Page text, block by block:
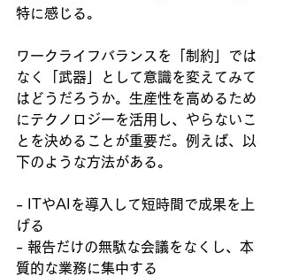
特に感じる。
ワークライフバランスを「制約」では
なく「武器」として意識を変えてみて
はどうだろうか。生産性を高めるため
にテクノロジーを活用し、やらないこ
とを決めることが重要だ。例えば、以
下のような方法がある。
- ITやAIを導入して短時間で成果を上
げる
- 報告だけの無駄な会議をなくし、本
質的な業務に集中する